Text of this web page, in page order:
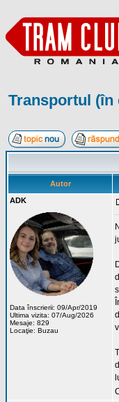
Transportul (în
Autor
ADK
Data înscrierii: 09/Apr/2019
Ultima vizita: 07/Aug/2026
Mesaje: 829
Locaţie: Buzau